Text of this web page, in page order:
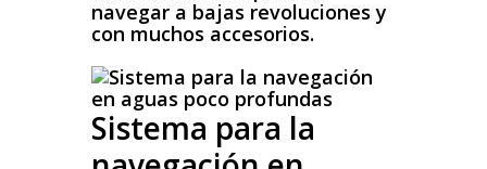
navegar a bajas revoluciones y
con muchos accesorios.
Sistema para la